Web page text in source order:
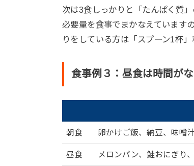
次は3食しっかりと「たんぱく質
必要量を食事でまかなえています
りをしている方は「スプーン1杯
食事例３：昼食は時間が
朝食 卵かけご飯、納豆、味噌
昼食 メロンパン、鮭おにぎり